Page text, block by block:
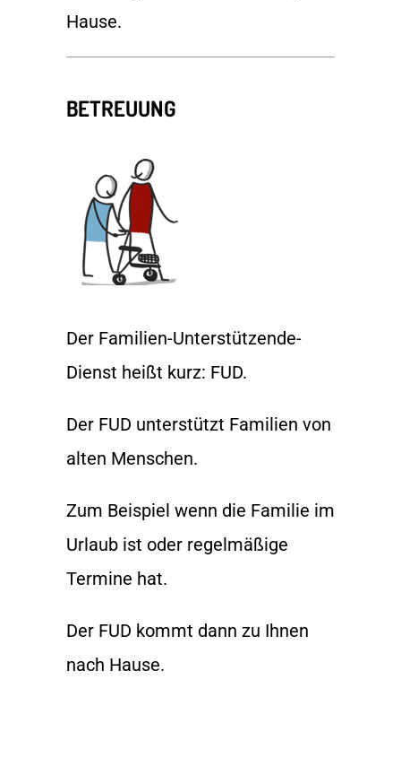
Hause.
BETREUUNG
Der Familien-Unterstützende-
Dienst heißt kurz: FUD.
Der FUD unterstützt Familien von
alten Menschen.
Zum Beispiel wenn die Familie im
Urlaub ist oder regelmäßige
Termine hat.
Der FUD kommt dann zu Ihnen
nach Hause.